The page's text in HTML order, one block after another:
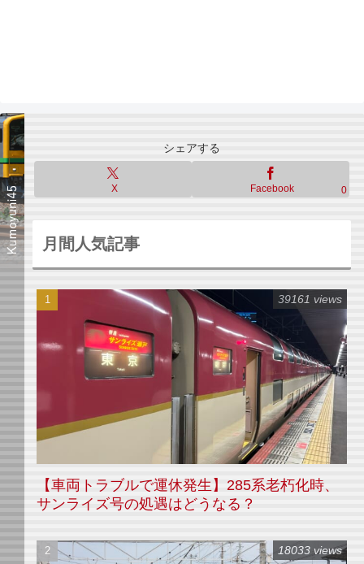
シェアする
X Facebook 0
月間人気記事
【車両トラブルで運休発生】285系老朽化時、
サンライズ号の処遇はどうなる？
39161 views
18033 views